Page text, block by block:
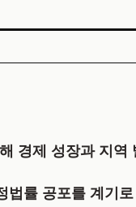
경제 성장과 지
률 공포를 계기